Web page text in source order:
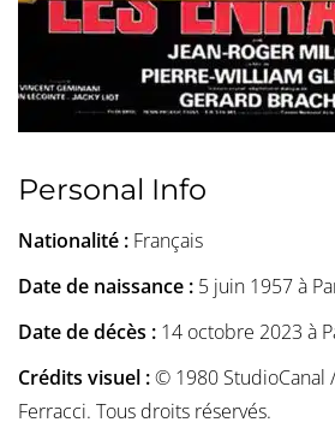
Personal Info
Nationalité : Français
Date de naissance : 5 juin 1957 à
Date de décès : 14 octobre 2023 à
Crédits visuel :© 1980 StudioCanal
Ferracci. Tous droits réservés.